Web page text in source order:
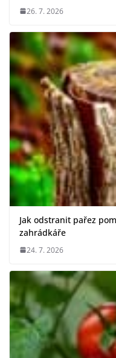
26. 7. 2026
Jak odstranit pařez
zahrádkáře
24. 7. 2026